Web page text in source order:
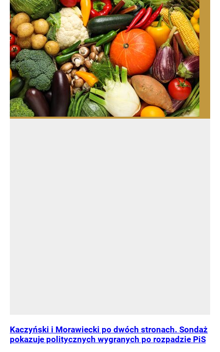
Kaczyński i Morawiecki po dwóch stronach. Sondaż
pokazuje politycznych wygranych po rozpadzie PiS